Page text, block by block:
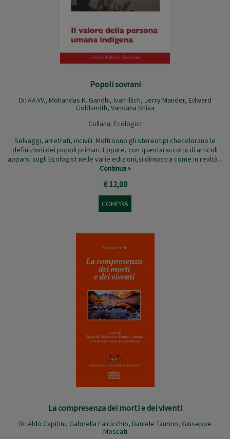
Popoli sovrani
Di: AA.VV., Mohandas K. Gandhi, Ivan Illich, Jerry Mander, Edward
Goldsmith, Vandana Shiva
Collana: Ecologist
Selvaggi, arretrati, incivili. Molti sono gli stereotipi checolorano le
definizioni dei popoli primari. Eppure, con questaraccolta di articoli
apparsi sugli Ecologist nelle varie edizioni,si dimostra come in realtà...
Continua »
€ 12,00
COMPRA
La compresenza dei morti e dei viventi
Di: Aldo Capitini, Gabriella Falcicchio, Daniele Taurino, Giuseppe
Moscati